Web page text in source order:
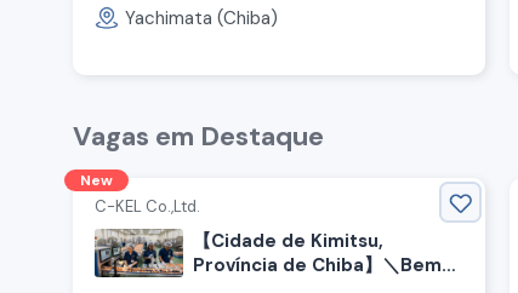
Yachimata (Chiba)
Vagas em Destaque
New
C-KEL Co.,Ltd.
【Cidade de Kimitsu,
Província de Chiba】＼Bem-